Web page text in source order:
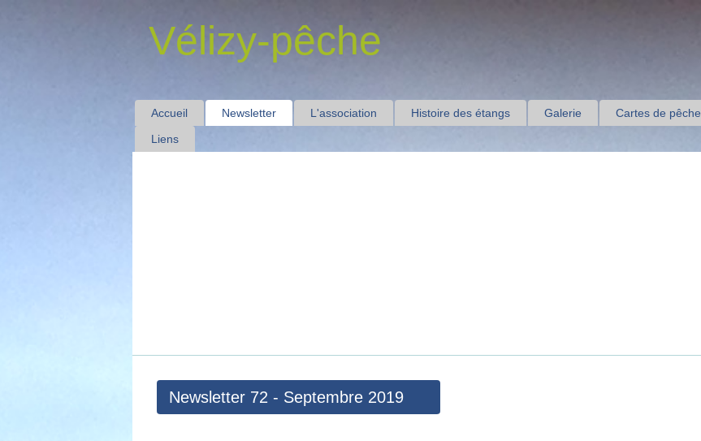
Vélizy-pêche
Accueil Newsletter L'association Histoire des étangs Galerie Cartes de pêche
Liens
Newsletter 72 - Septembre 2019